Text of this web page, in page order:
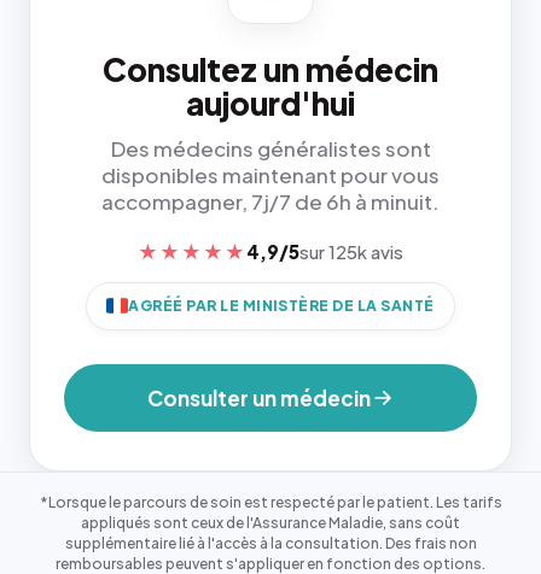
Consultez un médecin
aujourd'hui
Des médecins généralistes sont
disponibles maintenant pour vous
accompagner, 7j/7 de 6h à minuit.
★★★★★ 4,9/5sur 125k avis
AGRÉÉ PAR LE MINISTÈRE DE LA SANTÉ
Consulter un médecin
*Lorsque le parcours de soin est respecté par le patient. Les tarifs
appliqués sont ceux de l'Assurance Maladie, sans coût
supplémentaire lié à l'accès à la consultation. Des frais non
remboursables peuvent s'appliquer en fonction des options.